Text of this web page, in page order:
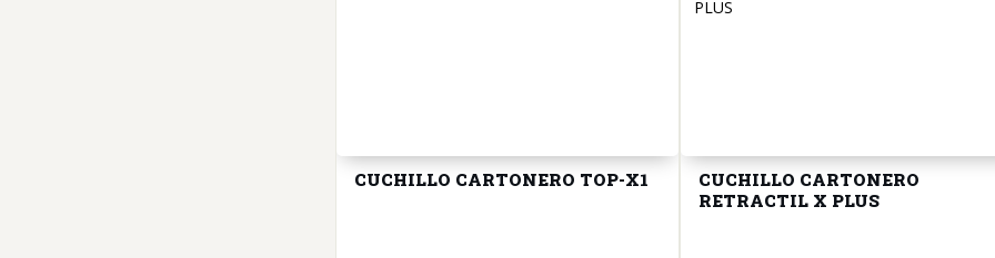
CUCHILLO CARTONERO TOP-X1
CUCHILLO CARTONERO
RETRACTIL X PLUS